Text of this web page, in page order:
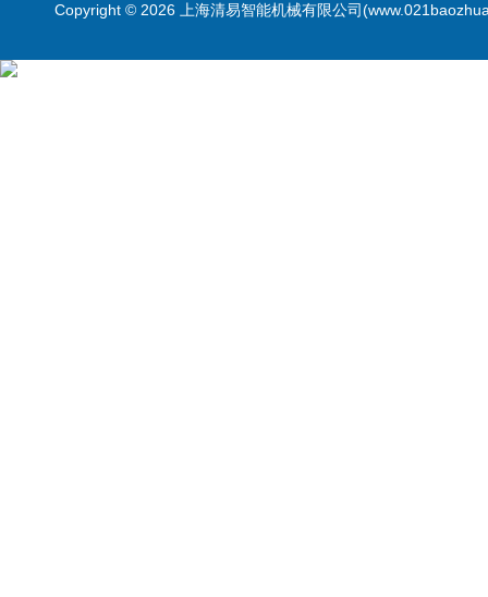
Copyright © 2026 上海清易智能机械有限公司